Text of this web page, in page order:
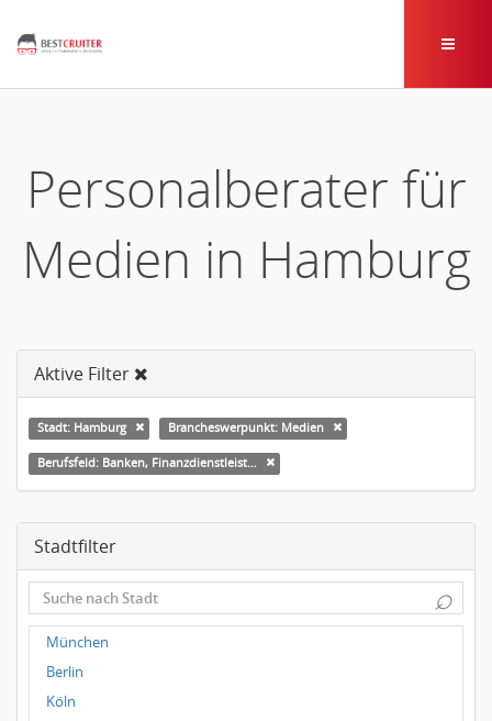
Personalberater für
Medien in Hamburg
Aktive Filter
Stadt: Hamburg Brancheswerpunkt: Medien
Berufsfeld: Banken, Finanzdienstleister und Versicherungen Leitung, Teamleitung
Stadtfilter
⌕
München
Berlin
Köln